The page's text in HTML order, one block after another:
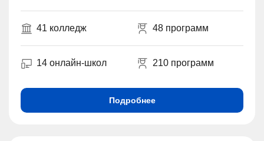
41 колледж 48 программ
14 онлайн-школ 210 программ
Подробнее